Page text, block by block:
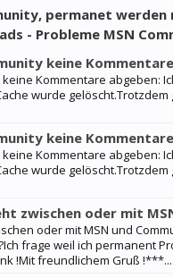
permanet
- Probleme MSN
keine
keine Kommentare abgeben:
wurde
keine
keine Kommentare abgeben:
wurde
zwischen oder mit
oder mit MSN und
frage weil ich permanent
!Mit freundlichem Gruß !***...